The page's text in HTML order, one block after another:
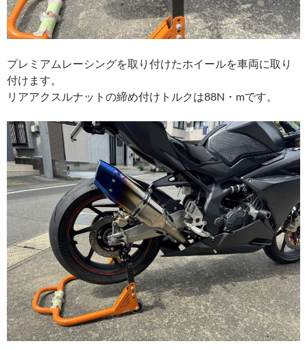
プレミアムレーシングを取り付けたホイールを車両に取り
付けます。
リアアクスルナットの締め付けトルクは88N・mです。